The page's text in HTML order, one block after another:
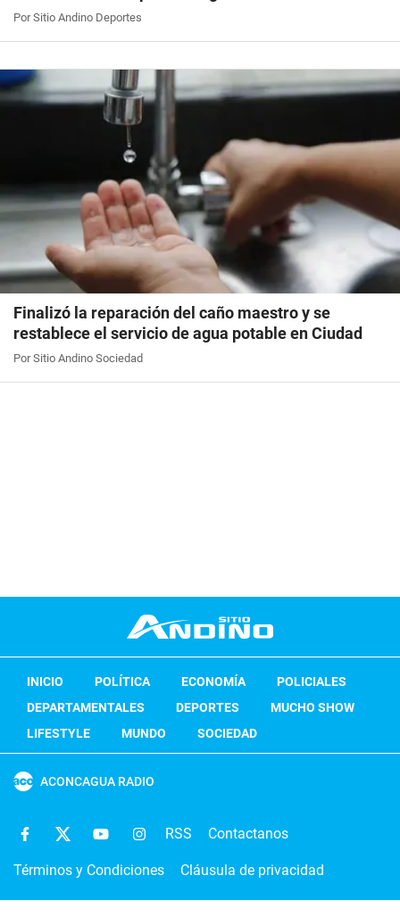
Por Sitio Andino Deportes
Finalizó la reparación del caño maestro y se
restablece el servicio de agua potable en Ciudad
Por Sitio Andino Sociedad
INICIO POLÍTICA ECONOMÍA
POLICIALES
DEPARTAMENTALES
DEPORTES
MUCHO SHOW
LIFESTYLE
MUNDO SOCIEDAD
ACONCAGUA RADIO
RSS Contactanos
Términos y Condiciones Cláusula de privacidad